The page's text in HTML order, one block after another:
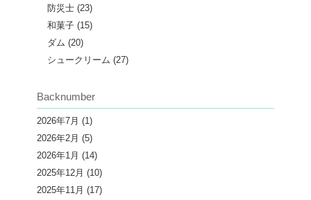
防災士(23)
和菓子(15)
ダム (20)
シュークリーム (27)
Backnumber
2026年7月 (1)
2026年2月 (5)
2026年1月 (14)
2025年12月 (10)
2025年11月 (17)